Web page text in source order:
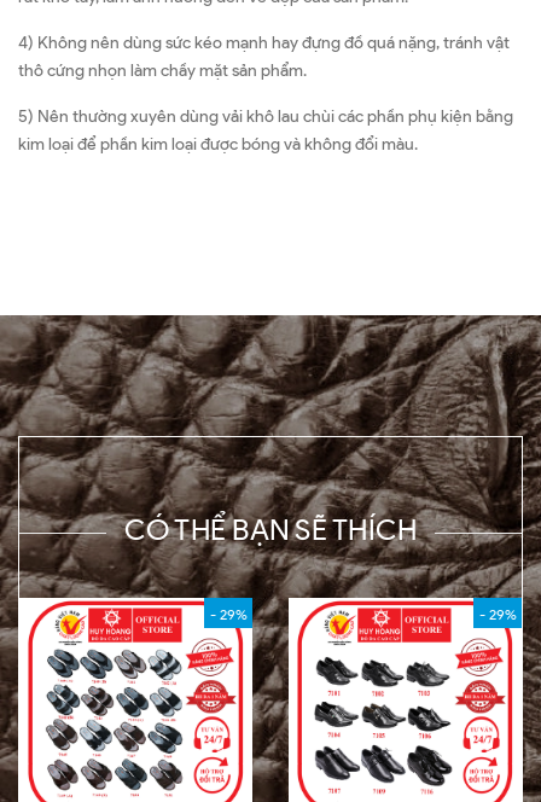
4) Không nên dùng sức kéo mạnh hay đựng đồ quá nặng, tránh vật
thô cứng nhọn làm chầy mặt sản phẩm.
5) Nên thường xuyên dùng vải khô lau chùi các phần phụ kiện bằng
kim loại để phần kim loại được bóng và không đổi màu.
CÓ THỂ BẠN SẼ THÍCH
- 29% - 29%